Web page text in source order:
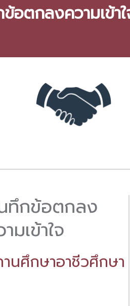
อตกลงความเข้า
ทึกข้อตกลง
มเข้าใจ
นศึกษาอาชีวศึกษา